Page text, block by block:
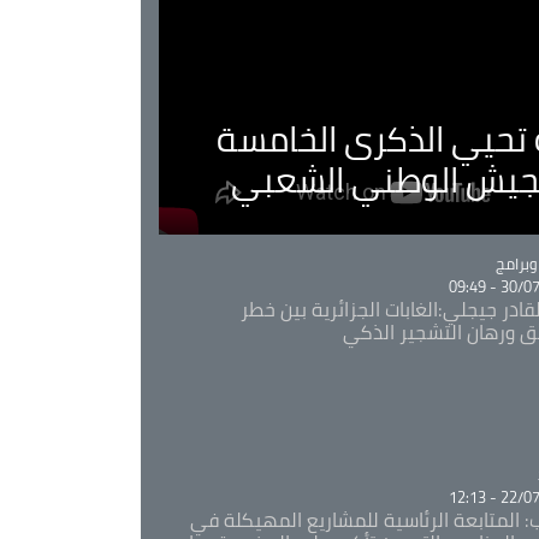
تحيي الذكرى الخامسة
الوطني الشعبي
30/07/
جيجلي:الغابات الجزائرية بين خطر
ورهان التشجير الذكي
22/07/
المتابعة الرئاسية للمشاريع المهيكلة في